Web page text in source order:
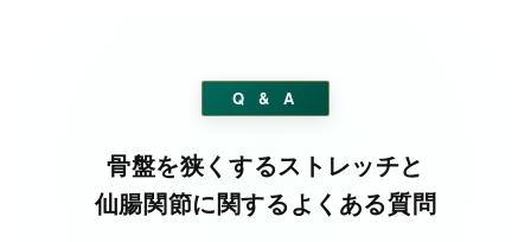
Q & A
骨盤を狭くするストレッチと
仙腸関節に関するよくある質問